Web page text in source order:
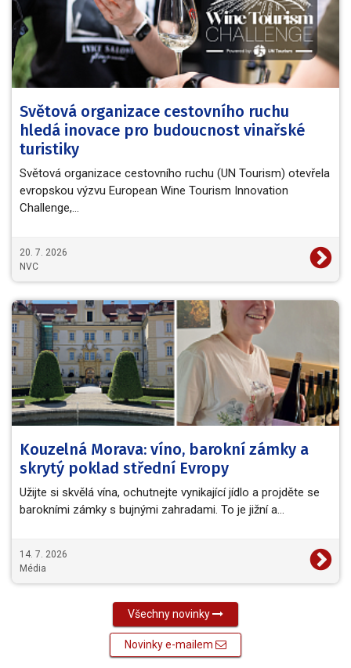
Světová organizace cestovního ruchu
hledá inovace pro budoucnost vinařské
turistiky
Světová organizace cestovního ruchu (UN Tourism) otevřela
evropskou výzvu European Wine Tourism Innovation
Challenge,…
20. 7. 2026
NVC
Kouzelná Morava: víno, barokní zámky a
skrytý poklad střední Evropy
Užijte si skvělá vína, ochutnejte vynikající jídlo a projděte se
barokními zámky s bujnými zahradami. To je jižní a…
14. 7. 2026
Média
Všechny novinky
Novinky e-mailem